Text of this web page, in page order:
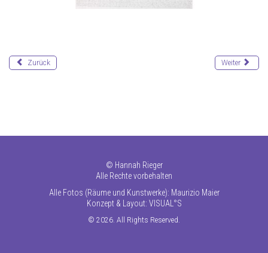
Zurück Weiter
© Hannah Rieger
Alle Rechte vorbehalten
Alle Fotos (Räume und Kunstwerke): Maurizio Maier
Konzept & Layout: VISUAL°S
© 2026. All Rights Reserved.